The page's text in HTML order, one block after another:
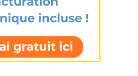
et conditions